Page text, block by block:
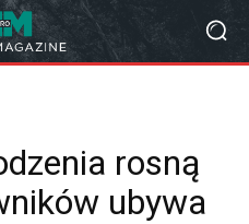
rosną
ubywa